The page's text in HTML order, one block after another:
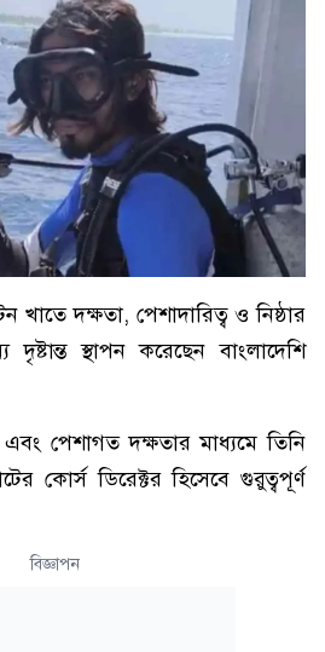
খাতে দক্ষতা, পেশাদারিত্ব ও নিষ্ঠার
স্থাপন করেছেন বাংলাদেশি
এবং পেশাগত দক্ষতার মাধ্যমে তিনি
কোর্স ডিরেক্টর হিসেবে গুরুত্বপূর্ণ
বিজ্ঞাপন